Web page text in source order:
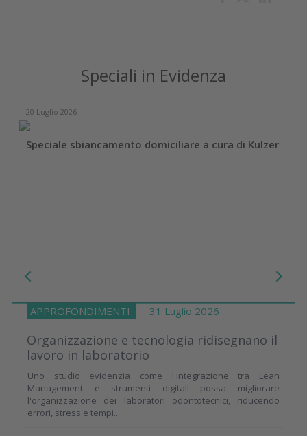
Speciali in Evidenza
20 Luglio 2026
Speciale sbiancamento domiciliare a cura di Kulzer
APPROFONDIMENTI 31 Luglio 2026
Organizzazione e tecnologia ridisegnano il
lavoro in laboratorio
Uno studio evidenzia come l'integrazione tra Lean
Management e strumenti digitali possa migliorare
l'organizzazione dei laboratori odontotecnici, riducendo
errori, stress e tempi...